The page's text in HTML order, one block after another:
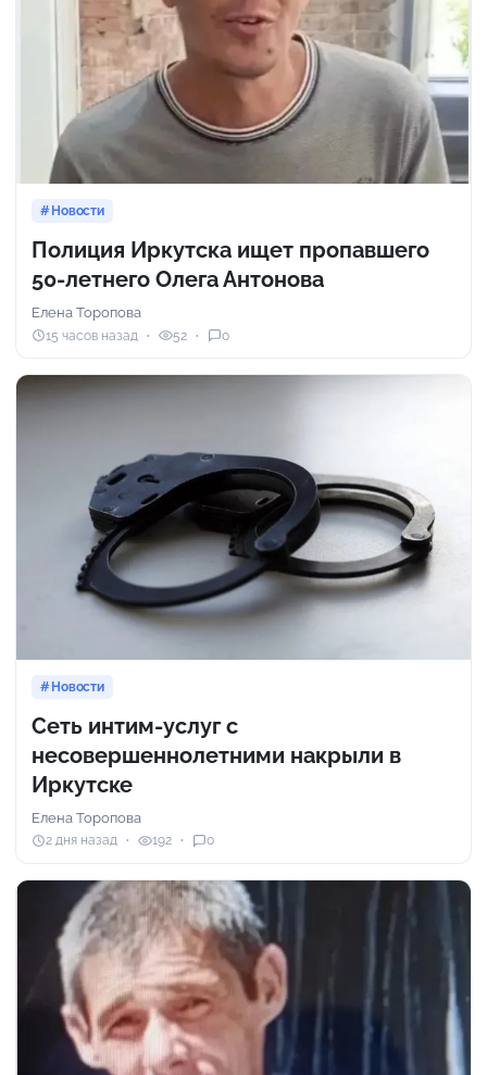
Новости
Полиция Иркутска ищет пропавшего
50-летнего Олега Антонова
Елена Торопова
15 часов назад 52 0
Новости
Сеть интим-услуг с
несовершеннолетними накрыли в
Иркутске
Елена Торопова
2 дня назад 192 0